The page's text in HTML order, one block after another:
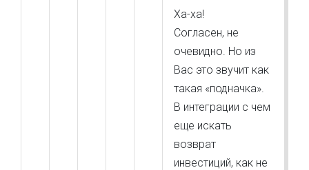
Ха-ха!
Согласен, не
очевидно. Но из
Вас это звучит как
такая «подначка».
В интеграции с чем
еще искать
возврат
инвестиций, как не